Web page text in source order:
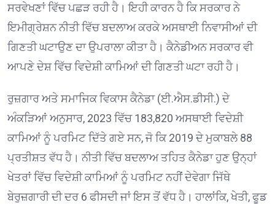
ਸਰਵੇਖਣਾਂ ਵਿੱਚ ਪਛੜ ਰਹੀ ਹੈ। ਇਹੀ ਕਾਰਨ ਹੈ ਕਿ ਸਰਕਾਰ ਨੇ
ਇਮੀਗ੍ਰੇਸ਼ਨ ਨੀਤੀ ਵਿੱਚ ਬਦਲਾਅ ਕਰਕੇ ਅਸਥਾਈ ਨਿਵਾਸੀਆਂ ਦੀ
ਗਿਣਤੀ ਘਟਾਉਣ ਦਾ ਉਪਰਾਲਾ ਕੀਤਾ ਹੈ। ਕੈਨੇਡੀਅਨ ਸਰਕਾਰ ਵੀ
ਆਪਣੇ ਦੇਸ਼ ਵਿੱਚ ਵਿਦੇਸ਼ੀ ਕਾਮਿਆਂ ਦੀ ਗਿਣਤੀ ਘਟਾ ਰਹੀ ਹੈ।
ਰੁਜ਼ਗਾਰ ਅਤੇ ਸਮਾਜਿਕ ਵਿਕਾਸ ਕੈਨੇਡਾ (ਈ.ਐਸ.ਡੀਸੀ.) ਦੇ
ਅੰਕੜਿਆਂ ਅਨੁਸਾਰ, 2023 ਵਿੱਚ 183,820 ਅਸਥਾਈ ਵਿਦੇਸ਼ੀ
ਕਾਮਿਆਂ ਨੂੰ ਪਰਮਿਟ ਦਿੱਤੇ ਗਏ ਸਨ, ਜੋ ਕਿ 2019 ਦੇ ਮੁਕਾਬਲੇ 88
ਪ੍ਰਤੀਸ਼ਤ ਵੱਧ ਹੈ। ਨੀਤੀ ਵਿੱਚ ਬਦਲਾਅ ਤਹਿਤ ਕੈਨੇਡਾ ਹੁਣ ਉਨ੍ਹਾਂ
ਖੇਤਰਾਂ ਵਿੱਚ ਵਿਦੇਸ਼ੀ ਕਾਮਿਆਂ ਨੂੰ ਪਰਮਿਟ ਨਹੀਂ ਦੇਵੇਗਾ ਜਿੱਥੇ
ਬੇਰੁਜ਼ਗਾਰੀ ਦੀ ਦਰ 6 ਫੀਸਦੀ ਜਾਂ ਇਸ ਤੋਂ ਵੱਧ ਹੈ। ਹਾਲਾਂਕਿ, ਖੇਤੀ, ਫੂਡ